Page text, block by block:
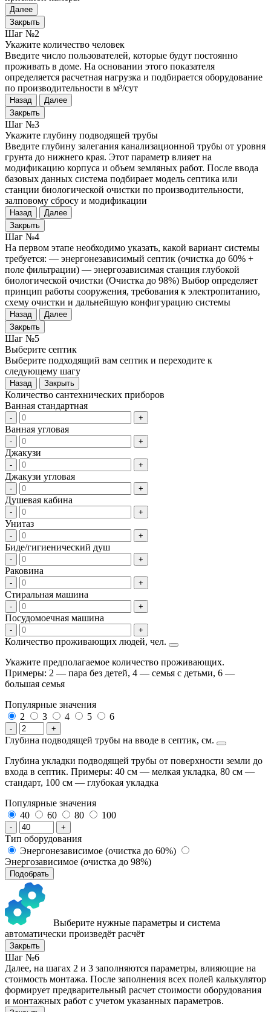
Далее
Закрыть
Шаг №2
Укажите количество человек
Введите число пользователей, которые будут постоянно
проживать в доме. На основании этого показателя
определяется расчетная нагрузка и подбирается оборудование
по производительности в м³/сут
Назад
Далее
Закрыть
Шаг №3
Укажите глубину подводящей трубы
Введите глубину залегания канализационной трубы от уровня
грунта до нижнего края. Этот параметр влияет на
модификацию корпуса и объем земляных работ. После ввода
базовых данных система подбирает модель септика или
станции биологической очистки по производительности,
залповому сбросу и модификации
Назад
Далее
Закрыть
Шаг №4
На первом этапе необходимо указать, какой вариант системы
требуется: — энергонезависимый септик (очистка до 60% +
поле фильтрации) — энергозависимая станция глубокой
биологической очистки (Очистка до 98%) Выбор определяет
принцип работы сооружения, требования к электропитанию,
схему очистки и дальнейшую конфигурацию системы
Назад
Далее
Закрыть
Шаг №5
Выберите септик
Выберите подходящий вам септик и переходите к
следующему шагу
Назад Закрыть
Количество сантехнических приборов
Ванная стандартная
- +
Ванная угловая
- +
Джакузи
- +
Джакузи угловая
- +
Душевая кабина
- +
Унитаз
- +
Биде/гигиенический душ
- +
Раковина
- +
Стиральная машина
- +
Посудомоечная машина
- +
Количество проживающих людей, чел.
Укажите предполагаемое количество проживающих.
Примеры: 2 — пара без детей, 4 — семья с детьми, 6 —
большая семья
Популярные значения
2
3 4 5 6
- +
Глубина подводящей трубы на вводе в септик, см.
Глубина укладки подводящей трубы от поверхности земли до
входа в септик. Примеры: 40 см — мелкая укладка, 80 см —
стандарт, 100 см — глубокая укладка
Популярные значения
40
60 80 100
- +
Тип оборудования
Энергонезависимое (очистка до 60%)
Энергозависимое (очистка до 98%)
Подобрать
Выберите нужные параметры и система
автоматически произведёт расчёт
Закрыть
Шаг №6
Далее, на шагах 2 и 3 заполняются параметры, влияющие на
стоимость монтажа. После заполнения всех полей калькулятор
формирует предварительный расчет стоимости оборудования
и монтажных работ с учетом указанных параметров.